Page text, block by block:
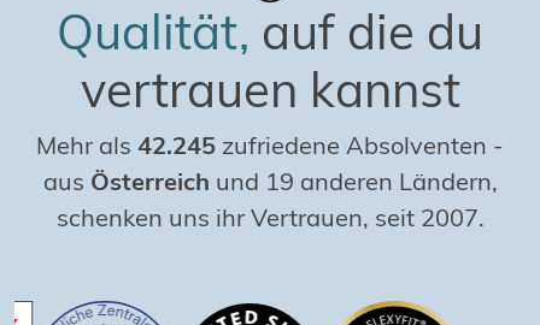
Qualität, auf die du
vertrauen kannst
Mehr als 42.245 zufriedene Absolventen -
aus Österreich und 19 anderen Ländern,
schenken uns ihr Vertrauen, seit 2007.